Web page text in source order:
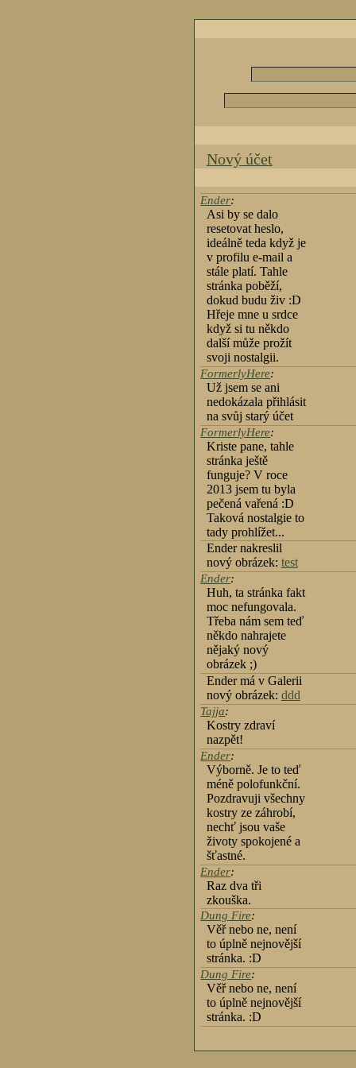
Nový účet
Ender:
Asi by se dalo
resetovat heslo,
ideálně teda když je
v profilu e-mail a
stále platí. Tahle
stránka poběží,
dokud budu živ :D
Hřeje mne u srdce
když si tu někdo
další může prožít
svoji nostalgii.
FormerlyHere:
Už jsem se ani
nedokázala přihlásit
na svůj starý účet
FormerlyHere:
Kriste pane, tahle
stránka ještě
funguje? V roce
2013 jsem tu byla
pečená vařená :D
Taková nostalgie to
tady prohlížet...
Ender nakreslil
nový obrázek: test
Ender:
Huh, ta stránka fakt
moc nefungovala.
Třeba nám sem teď
někdo nahrajete
nějaký nový
obrázek ;)
Ender má v Galerii
nový obrázek: ddd
Tajja:
Kostry zdraví
nazpět!
Ender:
Výborně. Je to teď
méně polofunkční.
Pozdravuji všechny
kostry ze záhrobí,
nechť jsou vaše
životy spokojené a
šťastné.
Ender:
Raz dva tři
zkouška.
Dung Fire:
Věř nebo ne, není
to úplně nejnovější
stránka. :D
Dung Fire:
Věř nebo ne, není
to úplně nejnovější
stránka. :D